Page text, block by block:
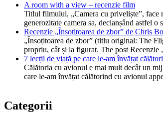
A room with a view – recenzie film
Titlul filmului, „Camera cu priveliște”, face
generozitate camera sa, declanșând astfel
Recenzie „Însoțitoarea de zbor” de Chris
„Însoțitoarea de zbor” (titlu original: The
propriu, cât și la figurat. The post
7 lecții de viață pe care le-am învățat
Călătoria cu avionul e mai mult decât un
care le-am învățat călătorind cu avionul
Categorii